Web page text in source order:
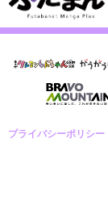
プライバシーポリシー